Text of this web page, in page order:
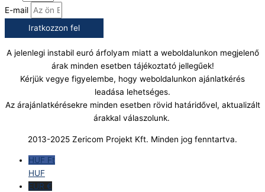
E-mail
Iratkozzon fel
A jelenlegi instabil euró árfolyam miatt a weboldalunkon megjelenő
árak minden esetben tájékoztató jellegűek!
Kérjük vegye figyelembe, hogy weboldalunkon ajánlatkérés
leadása lehetséges.
Az árajánlatkérésekre minden esetben rövid határidővel, aktualizált
árakkal válaszolunk.
2013-2025 Zericom Projekt Kft. Minden jog fenntartva.
HUF Ft
HUF
EUR €